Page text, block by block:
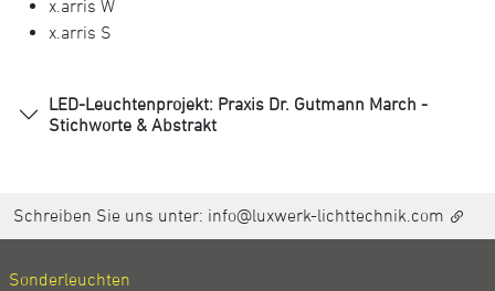
x.arris W
x.arris S
LED-Leuchtenprojekt: Praxis Dr. Gutmann March -
Stichworte & Abstrakt
Schreiben Sie uns unter: info@luxwerk-lichttechnik.com
Sonderleuchten